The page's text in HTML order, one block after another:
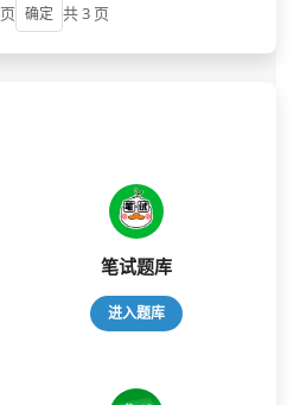
页 确定 共 3 页
笔试题库
进入题库